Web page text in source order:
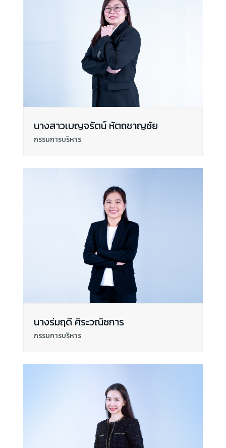
นางสาวเบญจรัตน์ หัตถชาญชัย
กรรมการบริหาร
นางร่มฤดี ศิระวณิชการ
กรรมการบริหาร